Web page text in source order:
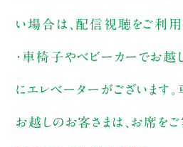
い場合は、配信視聴をご利用
・車椅子やベビーカーでお越
にエレベーターがございます
お越しのお客さまは、お席を